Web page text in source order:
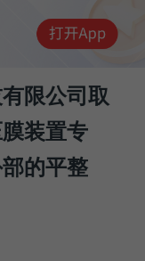
限公司取
装置专
的平整